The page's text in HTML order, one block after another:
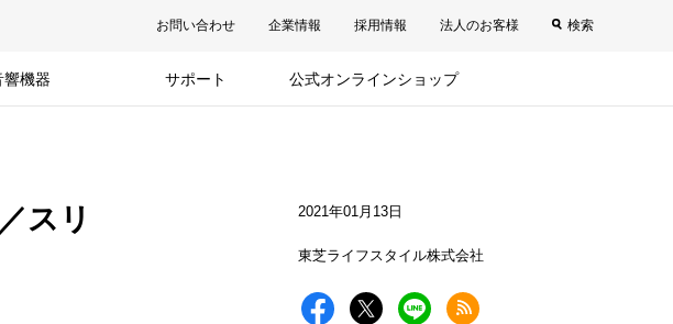
お問い合わせ 企業情報 採用情報 法人のお客様 検索
響機器 サポート 公式オンラインショップ
スリ
2021年01月13日
東芝ライフスタイル株式会社